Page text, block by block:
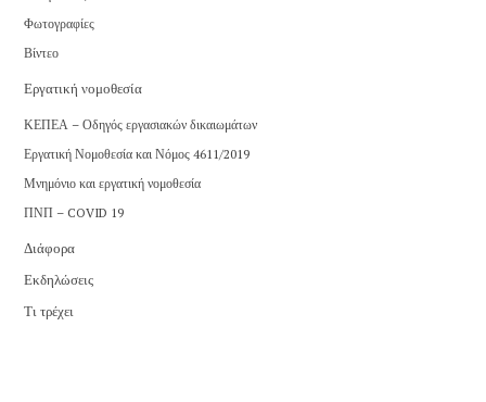
Φωτογραφίες
Βίντεο
Εργατική νομοθεσία
ΚΕΠΕΑ – Οδηγός εργασιακών δικαιωμάτων
Εργατική Νομοθεσία και Νόμος 4611/2019
Μνημόνιο και εργατική νομοθεσία
ΠΝΠ – COVID 19
Διάφορα
Εκδηλώσεις
Τι τρέχει